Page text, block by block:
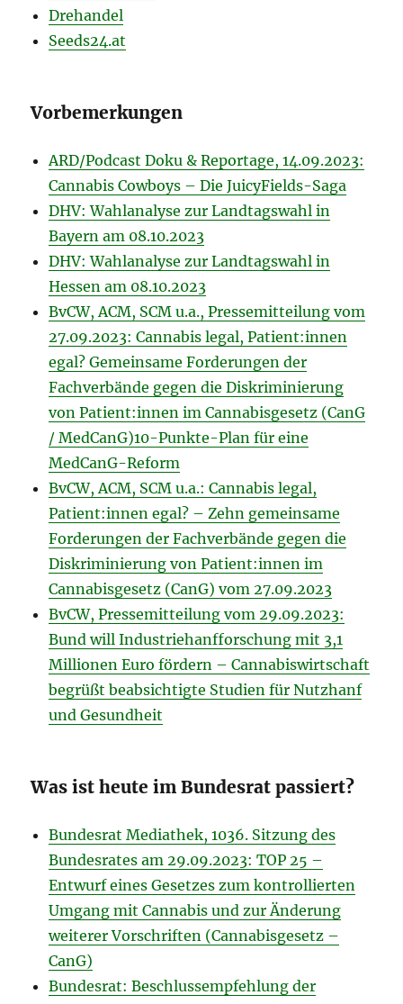
Drehandel
Seeds24.at
Vorbemerkungen
ARD/Podcast Doku & Reportage, 14.09.2023:
Cannabis Cowboys – Die JuicyFields-Saga
DHV: Wahlanalyse zur Landtagswahl in
Bayern am 08.10.2023
DHV: Wahlanalyse zur Landtagswahl in
Hessen am 08.10.2023
BvCW, ACM, SCM u.a., Pressemitteilung vom
27.09.2023: Cannabis legal, Patient:innen
egal? Gemeinsame Forderungen der
Fachverbände gegen die Diskriminierung
von Patient:innen im Cannabisgesetz (CanG
/ MedCanG)10-Punkte-Plan für eine
MedCanG-Reform
BvCW, ACM, SCM u.a.: Cannabis legal,
Patient:innen egal? – Zehn gemeinsame
Forderungen der Fachverbände gegen die
Diskriminierung von Patient:innen im
Cannabisgesetz (CanG) vom 27.09.2023
BvCW, Pressemitteilung vom 29.09.2023:
Bund will Industriehanfforschung mit 3,1
Millionen Euro fördern – Cannabiswirtschaft
begrüßt beabsichtigte Studien für Nutzhanf
und Gesundheit
Was ist heute im Bundesrat passiert?
Bundesrat Mediathek, 1036. Sitzung des
Bundesrates am 29.09.2023: TOP 25 –
Entwurf eines Gesetzes zum kontrollierten
Umgang mit Cannabis und zur Änderung
weiterer Vorschriften (Cannabisgesetz –
CanG)
Bundesrat: Beschlussempfehlung der